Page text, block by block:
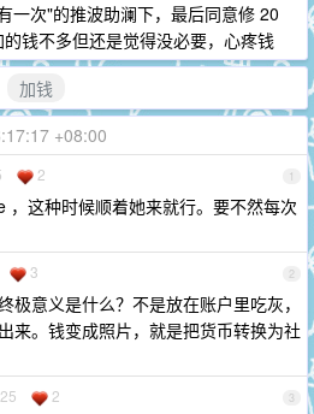
一次"的推波助澜下，最后同意修 20
钱不多但还是觉得没必要，心疼钱
加钱
+08:00
1
2
，这种时候顺着她来就行。要不然每次
2
3
极意义是什么？不是放在账户里吃灰，
来。钱变成照片，就是把货币转换为社
3
2